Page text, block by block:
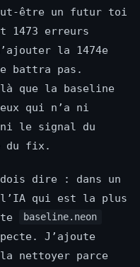
être un futur toi
1473 erreurs
la 1474e
battra pas.
là que la baseline
qui n’a ni
le signal du
du fix.
dire : dans un
l’IA qui est la plus
baseline.neon
J’ajoute
nettoyer parce